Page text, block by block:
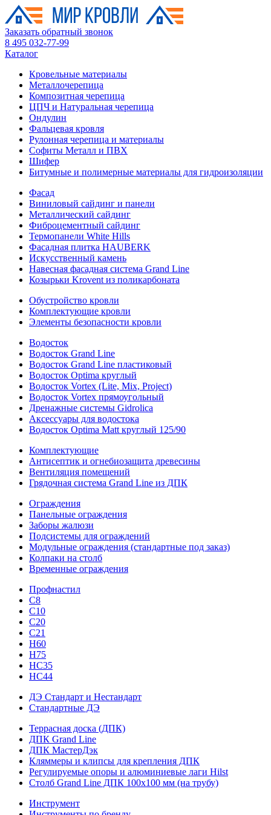
Заказать обратный звонок
8 495 032-77-99
Каталог
Кровельные материалы
Металлочерепица
Композитная черепица
ЦПЧ и Натуральная черепица
Ондулин
Фальцевая кровля
Рулонная черепица и материалы
Софиты Металл и ПВХ
Шифер
Битумные и полимерные материалы для гидроизоляции
Фасад
Виниловый сайдинг и панели
Металлический сайдинг
Фиброцементный сайдинг
Термопанели White Hills
Фасадная плитка HAUBERK
Искусственный камень
Навесная фасадная система Grand Line
Козырьки Krovent из поликарбоната
Обустройство кровли
Комплектующие кровли
Элементы безопасности кровли
Водосток
Водосток Grand Line
Водосток Grand Line пластиковый
Водосток Optima круглый
Водосток Vortex (Lite, Mix, Project)
Водосток Vortex прямоугольный
Дренажные системы Gidrolica
Аксессуары для водостока
Водосток Optima Matt круглый 125/90
Комплектующие
Антисептик и огнебиозащита древесины
Вентиляция помещений
Грядочная система Grand Line из ДПК
Ограждения
Панельные ограждения
Заборы жалюзи
Подсистемы для ограждений
Модульные ограждения (стандартные под заказ)
Колпаки на столб
Временные ограждения
Профнастил
С8
С10
С20
С21
H60
H75
HС35
НС44
ДЭ Стандарт и Нестандарт
Стандартные ДЭ
Террасная доска (ДПК)
ДПК Grand Line
ДПК МастерДэк
Кляммеры и клипсы для крепления ДПК
Регулируемые опоры и алюминиевые лаги Hilst
Столб Grand Line ДПК 100х100 мм (на трубу)
Инструмент